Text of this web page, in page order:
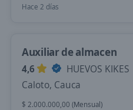
Hace 2 días
Auxiliar de almacen
4,6
HUEVOS KIKES
Caloto, Cauca
$ 2.000.000,00 (Mensual)